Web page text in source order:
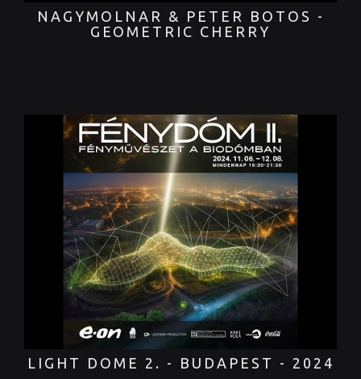
NAGYMOLNAR & PETER BOTOS -
GEOMETRIC CHERRY
LIGHT DOME 2. - BUDAPEST - 2024